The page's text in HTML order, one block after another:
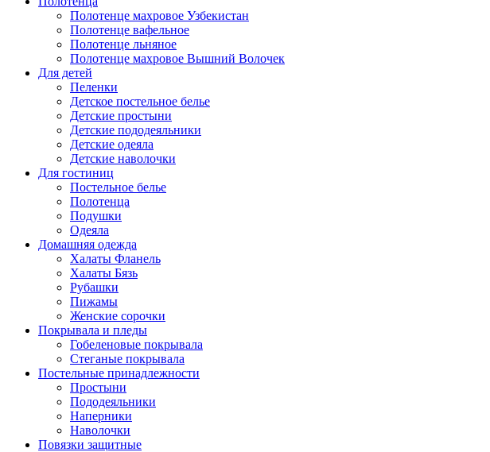
Полотенце махровое Узбекистан
Полотенце вафельное
Полотенце льняное
Полотенце махровое Вышний Волочек
Для детей
Пеленки
Детское постельное белье
Детские простыни
Детские пододеяльники
Детские одеяла
Детские наволочки
Для гостиниц
Постельное белье
Полотенца
Подушки
Одеяла
Домашняя одежда
Халаты Фланель
Халаты Бязь
Рубашки
Пижамы
Женские сорочки
Покрывала и пледы
Гобеленовые покрывала
Стеганые покрывала
Постельные принадлежности
Простыни
Пододеяльники
Наперники
Наволочки
Повязки защитные